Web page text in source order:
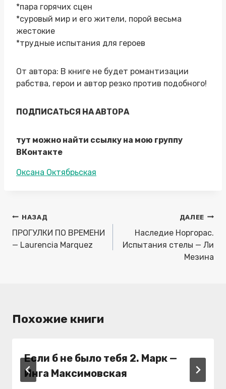
*пара горячих сцен
*суровый мир и его жители, порой весьма
жестокие
*трудные испытания для героев
От автора: В книге не будет романтизации
рабства, герои и автор резко против подобного!
ПОДПИСАТЬСЯ НА АВТОРА
тут можно найти ссылку на мою группу
ВКонтакте
Метки
Оксана Октябрьская
Навигация
по
записям
НАЗАД
ПРОГУЛКИ ПО ВРЕМЕНИ
— Laurencia Marquez
ДАЛЕЕ
Наследие Норгорас.
Испытания стелы — Ли
Мезина
Похожие книги
Если б не было тебя 2. Марк —
Инга Максимовская